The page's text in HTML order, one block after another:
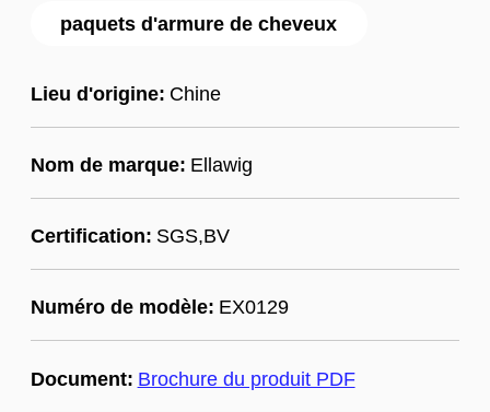
paquets d'armure de cheveux
Lieu d'origine: Chine
Nom de marque: Ellawig
Certification: SGS,BV
Numéro de modèle: EX0129
Document: Brochure du produit PDF